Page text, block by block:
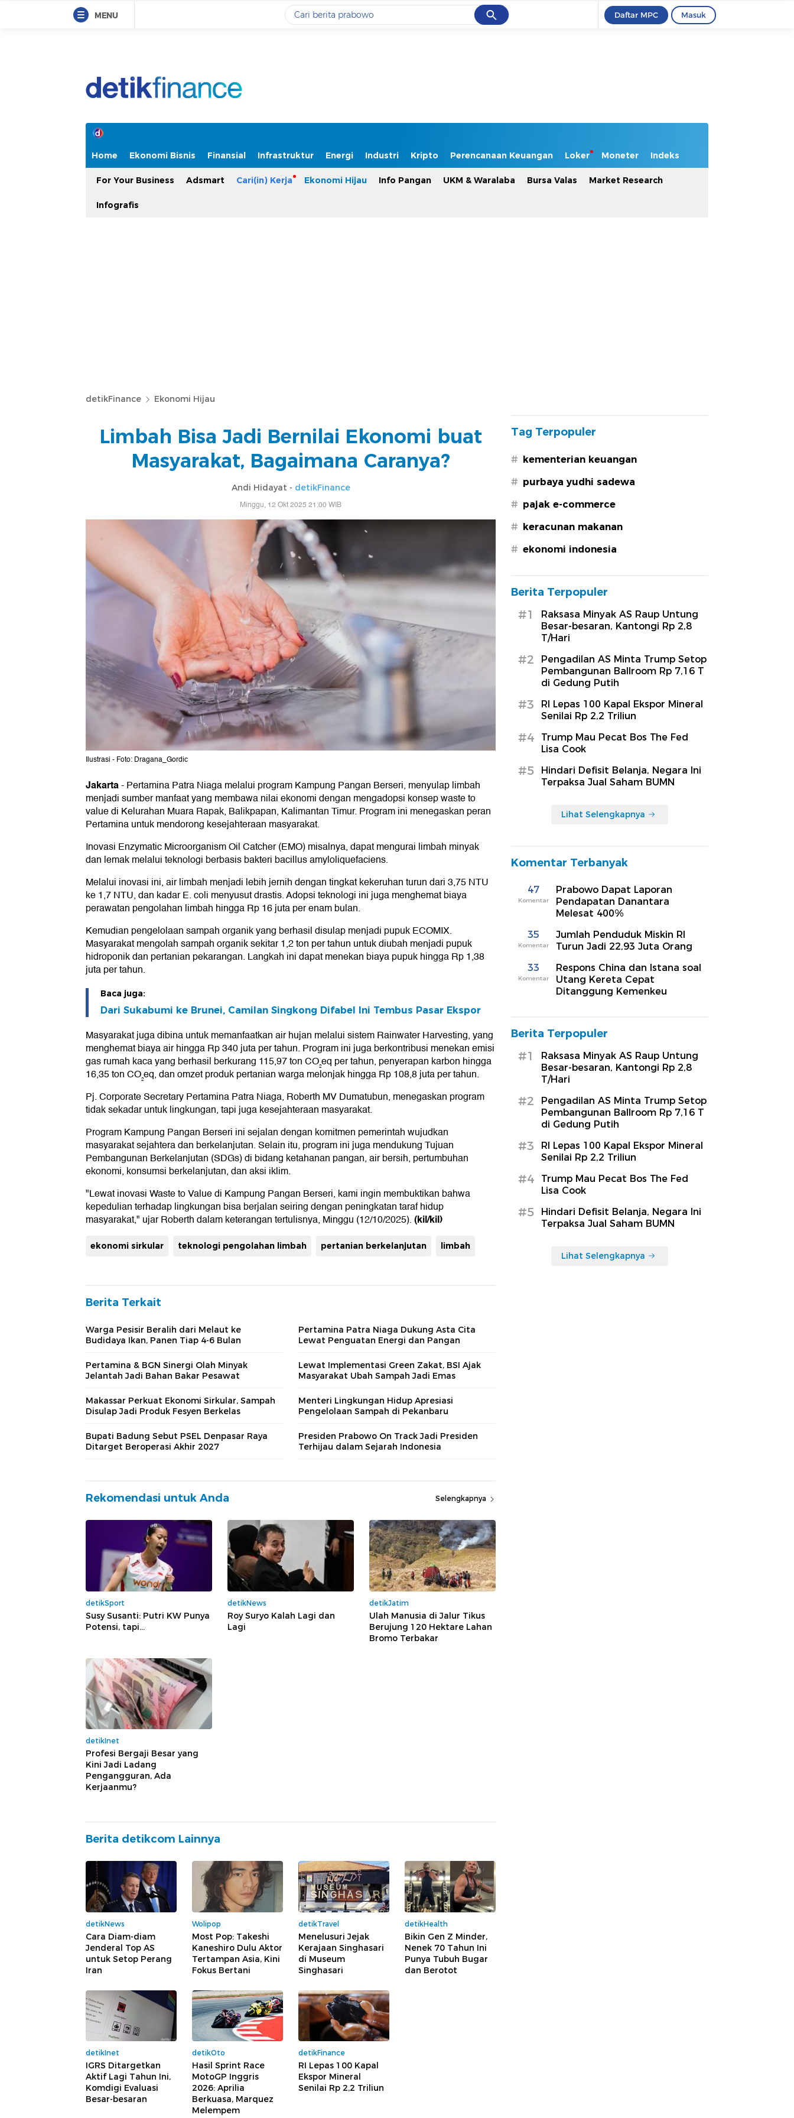
MENU Cancel
#4iran
Promoted
Daftar MPC Masuk
Home Ekonomi Bisnis Finansial Infrastruktur Energi Industri Kripto Perencanaan Keuangan Loker Moneter Indeks
For Your Business Adsmart Cari(in) Kerja Ekonomi Hijau Info Pangan UKM & Waralaba Bursa Valas Market Research
Infografis
detikFinance Ekonomi Hijau
Limbah Bisa Jadi Bernilai Ekonomi buat
Masyarakat, Bagaimana Caranya?
Andi Hidayat - detikFinance
Minggu, 12 Okt 2025 21:00 WIB
Ilustrasi - Foto: Dragana_Gordic
Jakarta-Pertamina Patra Niaga melalui program Kampung Pangan Berseri, menyulap limbah
menjadi sumber manfaat yang membawa nilai ekonomi dengan mengadopsi konsep waste to
value di Kelurahan Muara Rapak, Balikpapan, Kalimantan Timur. Program ini menegaskan peran
Pertamina untuk mendorong kesejahteraan masyarakat.
Inovasi Enzymatic Microorganism Oil Catcher (EMO) misalnya, dapat mengurai limbah minyak
dan lemak melalui teknologi berbasis bakteri bacillus amyloliquefaciens.
Melalui inovasi ini, air limbah menjadi lebih jernih dengan tingkat kekeruhan turun dari 3,75 NTU
ke 1,7 NTU, dan kadar E. coli menyusut drastis. Adopsi teknologi ini juga menghemat biaya
perawatan pengolahan limbah hingga Rp 16 juta per enam bulan.
Kemudian pengelolaan sampah organik yang berhasil disulap menjadi pupuk ECOMIX.
Masyarakat mengolah sampah organik sekitar 1,2 ton per tahun untuk diubah menjadi pupuk
hidroponik dan pertanian pekarangan. Langkah ini dapat menekan biaya pupuk hingga Rp 1,38
juta per tahun.
Baca juga:
Dari Sukabumi ke Brunei, Camilan Singkong Difabel Ini Tembus Pasar Ekspor
Masyarakat juga dibina untuk memanfaatkan air hujan melalui sistem Rainwater Harvesting, yang
menghemat biaya air hingga Rp 340 juta per tahun. Program ini juga berkontribusi menekan emisi
gas rumah kaca yang berhasil berkurang 115,97 ton CO₂eq per tahun, penyerapan karbon hingga
16,35 ton CO₂eq, dan omzet produk pertanian warga melonjak hingga Rp 108,8 juta per tahun.
Pj. Corporate Secretary Pertamina Patra Niaga, Roberth MV Dumatubun, menegaskan program
tidak sekadar untuk lingkungan, tapi juga kesejahteraan masyarakat.
Program Kampung Pangan Berseri ini sejalan dengan komitmen pemerintah wujudkan
masyarakat sejahtera dan berkelanjutan. Selain itu, program ini juga mendukung Tujuan
Pembangunan Berkelanjutan (SDGs) di bidang ketahanan pangan, air bersih, pertumbuhan
ekonomi, konsumsi berkelanjutan, dan aksi iklim.
"Lewat inovasi Waste to Value di Kampung Pangan Berseri, kami ingin membuktikan bahwa
kepedulian terhadap lingkungan bisa berjalan seiring dengan peningkatan taraf hidup
masyarakat," ujar Roberth dalam keterangan tertulisnya, Minggu (12/10/2025).(kil/kil)
ekonomi sirkular teknologi pengolahan limbah pertanian berkelanjutan limbah
Berita Terkait
Warga Pesisir Beralih dari Melaut ke
Budidaya Ikan, Panen Tiap 4-6 Bulan
Pertamina Patra Niaga Dukung Asta Cita
Lewat Penguatan Energi dan Pangan
Pertamina & BGN Sinergi Olah Minyak
Jelantah Jadi Bahan Bakar Pesawat
Lewat Implementasi Green Zakat, BSI Ajak
Masyarakat Ubah Sampah Jadi Emas
Makassar Perkuat Ekonomi Sirkular, Sampah
Disulap Jadi Produk Fesyen Berkelas
Menteri Lingkungan Hidup Apresiasi
Pengelolaan Sampah di Pekanbaru
Bupati Badung Sebut PSEL Denpasar Raya
Ditarget Beroperasi Akhir 2027
Presiden Prabowo On Track Jadi Presiden
Terhijau dalam Sejarah Indonesia
Rekomendasi untuk Anda Selengkapnya
detikSport
Susy Susanti: Putri KW Punya
Potensi, tapi...
detikNews
Roy Suryo Kalah Lagi dan
Lagi
detikJatim
Ulah Manusia di Jalur Tikus
Berujung 120 Hektare Lahan
Bromo Terbakar
detikInet
Profesi Bergaji Besar yang
Kini Jadi Ladang
Pengangguran, Ada
Kerjaanmu?
Berita detikcom Lainnya
detikNews
Cara Diam-diam
Jenderal Top AS
untuk Setop Perang
Iran
Wolipop
Most Pop: Takeshi
Kaneshiro Dulu Aktor
Tertampan Asia, Kini
Fokus Bertani
detikTravel
Menelusuri Jejak
Kerajaan Singhasari
di Museum
Singhasari
detikHealth
Bikin Gen Z Minder,
Nenek 70 Tahun Ini
Punya Tubuh Bugar
dan Berotot
detikInet
IGRS Ditargetkan
Aktif Lagi Tahun Ini,
Komdigi Evaluasi
Besar-besaran
detikOto
Hasil Sprint Race
MotoGP Inggris
2026: Aprilia
Berkuasa, Marquez
Melempem
detikFinance
RI Lepas 100 Kapal
Ekspor Mineral
Senilai Rp 2,2 Triliun
Tag Terpopuler
# kementerian keuangan
# purbaya yudhi sadewa
# pajak e-commerce
# keracunan makanan
# ekonomi indonesia
Berita Terpopuler
#1
Raksasa Minyak AS Raup Untung
Besar-besaran, Kantongi Rp 2,8
T/Hari
#2
Pengadilan AS Minta Trump Setop
Pembangunan Ballroom Rp 7,16 T
di Gedung Putih
#3
RI Lepas 100 Kapal Ekspor Mineral
Senilai Rp 2,2 Triliun
#4
Trump Mau Pecat Bos The Fed
Lisa Cook
#5
Hindari Defisit Belanja, Negara Ini
Terpaksa Jual Saham BUMN
Lihat Selengkapnya
Komentar Terbanyak
47
Komentar
Prabowo Dapat Laporan
Pendapatan Danantara
Melesat 400%
35
Komentar
Jumlah Penduduk Miskin RI
Turun Jadi 22,93 Juta Orang
33
Komentar
Respons China dan Istana soal
Utang Kereta Cepat
Ditanggung Kemenkeu
Berita Terpopuler
#1
Raksasa Minyak AS Raup Untung
Besar-besaran, Kantongi Rp 2,8
T/Hari
#2
Pengadilan AS Minta Trump Setop
Pembangunan Ballroom Rp 7,16 T
di Gedung Putih
#3
RI Lepas 100 Kapal Ekspor Mineral
Senilai Rp 2,2 Triliun
#4
Trump Mau Pecat Bos The Fed
Lisa Cook
#5
Hindari Defisit Belanja, Negara Ini
Terpaksa Jual Saham BUMN
Lihat Selengkapnya